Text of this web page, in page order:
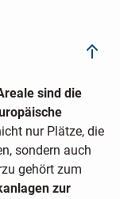
sind die
nur Plätze, die
sondern auch
gehört zum
zur